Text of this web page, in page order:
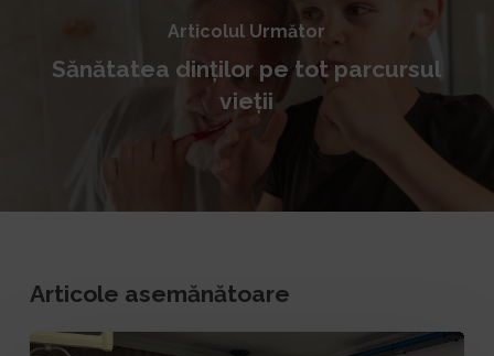
Articolul Următor
Sănătatea dinților pe tot parcursul
vieții
Articole asemănătoare
„Frica